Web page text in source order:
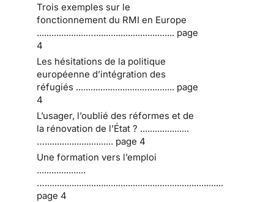
Trois exemples sur le
fonctionnement du RMI en Europe
....................…................................. page
4
Les hésitations de la politique
européenne d’intégration des
réfugiés ...........................….......... page
4
L’usager, l’oublié des réformes et de
la rénovation de l’État ? ....................
…............................ page 4
Une formation vers l’emploi
....................
….........................................................................
page 4